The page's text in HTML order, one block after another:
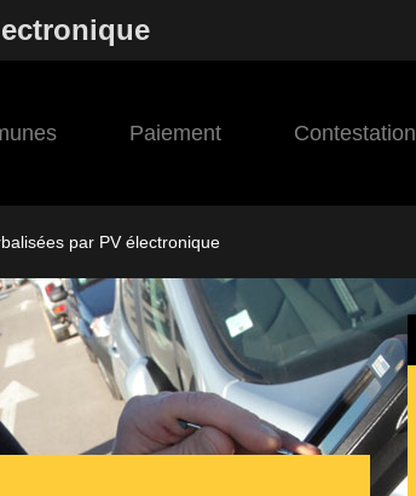
Paiement Contestation
par PV électronique